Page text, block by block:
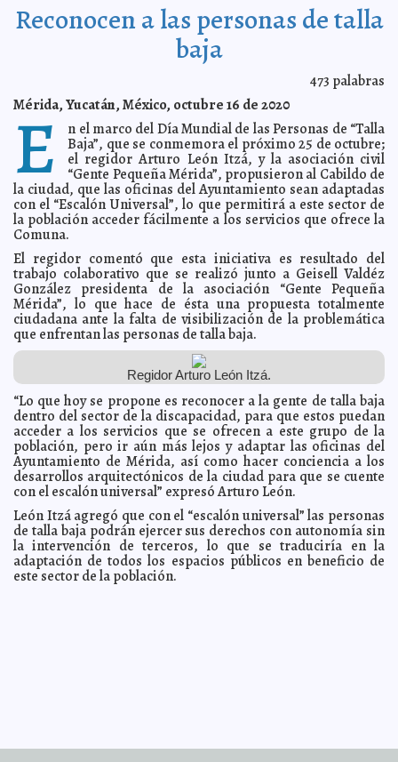
2020-10-27 09:58:47 Tormenta Tropical "Zeta" se encuentra sobre el Golfo
de México, frente costa norte de Yucatán A7
Ante la cercanía del huracán “Zeta”, el Ayuntamiento
refuerza acciones preventivas en el municipio e instala la sesión
permanente del Consejo Municipal de Protección Civil
IMSS Yucatán solo suspenderá actividades no
esenciales por huracán "Zeta" Kamila López
2020-10-26 19:07:53 Centro del Huracán "Zeta", aproximándose a las costas
de Quintana Roo A7
2020-10-26 12:50:44 "Zeta" es huracan categoría 1 A7
2020-10-26 12:23:51 Llama el Gobernador Mauricio Vila Dosal a tomar
precauciones y mantenerse informados ante la llegada de la tormenta
tropical "Zeta" Jorge Armando León Borges
2020-10-26 09:50:08 Suspenden actividades en todo el estado a partir de
esta tarde, por Tormenta Tropical "ZETA"
2020-10-25 18:16:58 Chile aprueba en plebiscito histórico cambiar la
Constitución de Pinochet Jorge Armando León Borges
2020-10-25 15:05:17 El alcalde Renán Barrera reconoce el compromiso
escultista para construir una sociedad cada vez más solidaria Laura
Aldama
2020-10-25 13:32:12 Tormenta Tropical "Zeta" se localiza en el Noroeste del
Mar Caribe; se mantiene vigilancia en Yucatán
2020-10-25 12:27:03 Gobierno español decreta segundo estado de alarma
nacional por Coronavirus Eduardo Ignacio Ramos Pérez
2020-10-25 12:25:18 Servicios públicos, salud y apoyos económicos,
prioridad municipal en el último trimestre de 2020, afirma el alcalde
Renán Barrera Concha Laura Aldama
2020-10-24 16:57:38 El alcalde Renán Barrera y vecinos del fraccionamiento
“Las Américas” ponen en marcha la rehabilitación de calles de esa
unidad habitacional Carmen Alicia Briceño Sánchez
2020-10-24 15:54:27 El IMSS está de pie, mejor preparado para hacer frente
a la pandemia y a los retos del futuro Javier W. López Madera
2020-10-24 10:29:38 Implementa SSY Jornada de Salud Pública en Yucatán
Claudia Sofía Gómez Infante
2020-10-24 09:41:34 Concluye el horario de verano este domingo 25 de
Reconocen a las personas de talla
baja
473 palabras
Mérida, Yucatán, México, octubre 16 de 2020
E n el marco del Día Mundial de las Personas de “Talla
Baja”, que se conmemora el próximo 25 de octubre;
el regidor Arturo León Itzá, y la asociación civil
“Gente Pequeña Mérida”, propusieron al Cabildo de
la ciudad, que las oficinas del Ayuntamiento sean adaptadas
con el “Escalón Universal”, lo que permitirá a este sector de
la población acceder fácilmente a los servicios que ofrece la
Comuna.
El regidor comentó que esta iniciativa es resultado del
trabajo colaborativo que se realizó junto a Geisell Valdéz
González presidenta de la asociación “Gente Pequeña
Mérida”, lo que hace de ésta una propuesta totalmente
ciudadana ante la falta de visibilización de la problemática
que enfrentan las personas de talla baja.
Regidor Arturo León Itzá.
“Lo que hoy se propone es reconocer a la gente de talla baja
dentro del sector de la discapacidad, para que estos puedan
acceder a los servicios que se ofrecen a este grupo de la
población, pero ir aún más lejos y adaptar las oficinas del
Ayuntamiento de Mérida, así como hacer conciencia a los
desarrollos arquitectónicos de la ciudad para que se cuente
con el escalón universal” expresó Arturo León.
León Itzá agregó que con el “escalón universal” las personas
de talla baja podrán ejercer sus derechos con autonomía sin
la intervención de terceros, lo que se traduciría en la
adaptación de todos los espacios públicos en beneficio de
este sector de la población.